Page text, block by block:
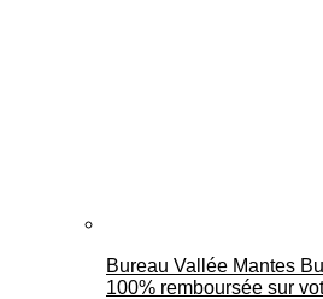
Bureau Vallée Mantes
100% remboursée sur